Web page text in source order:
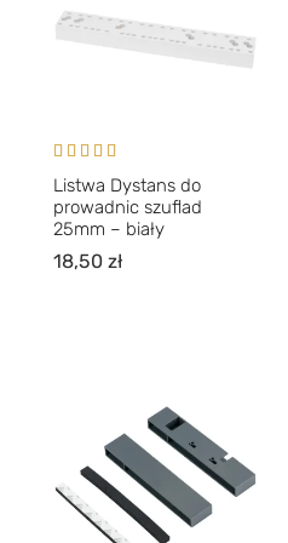
Oceniono
5.00na 5
Listwa Dystans do
prowadnic szuflad
25mm – biały
18,50 zł